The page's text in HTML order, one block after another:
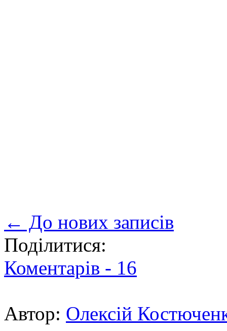
← До нових записів
Поділитися:
Коментарів - 16
Автор: Олексій